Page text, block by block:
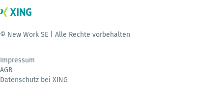
© New Work SE | Alle Rechte vorbehalten
Impressum
AGB
Datenschutz bei XING